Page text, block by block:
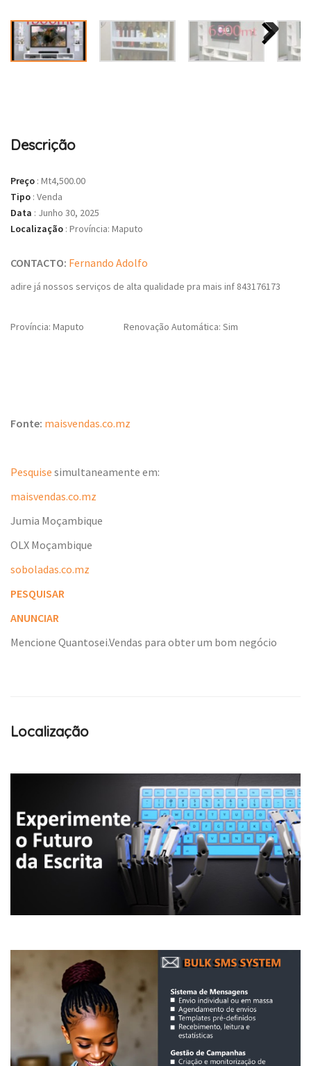
Descrição
Preço : Mt4,500.00
Tipo : Venda
Data : Junho 30, 2025
Localização : Província: Maputo
CONTACTO: Fernando Adolfo
adire já nossos serviços de alta qualidade pra mais inf 843176173
Província: Maputo Renovação Automática: Sim
Fonte: maisvendas.co.mz
Pesquise simultaneamente em:
maisvendas.co.mz
Jumia Moçambique
OLX Moçambique
soboladas.co.mz
PESQUISAR
ANUNCIAR
Mencione Quantosei.Vendas para obter um bom negócio
Localização